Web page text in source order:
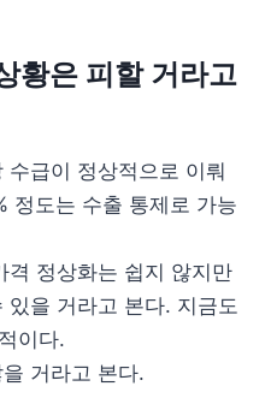
황은 피할 거라고
급이 정상적으로 이뤄
정도는 수출 통제로 가능
격 정상화는 쉽지 않지만
있을 거라고 본다. 지금도
이다.
거라고 본다.